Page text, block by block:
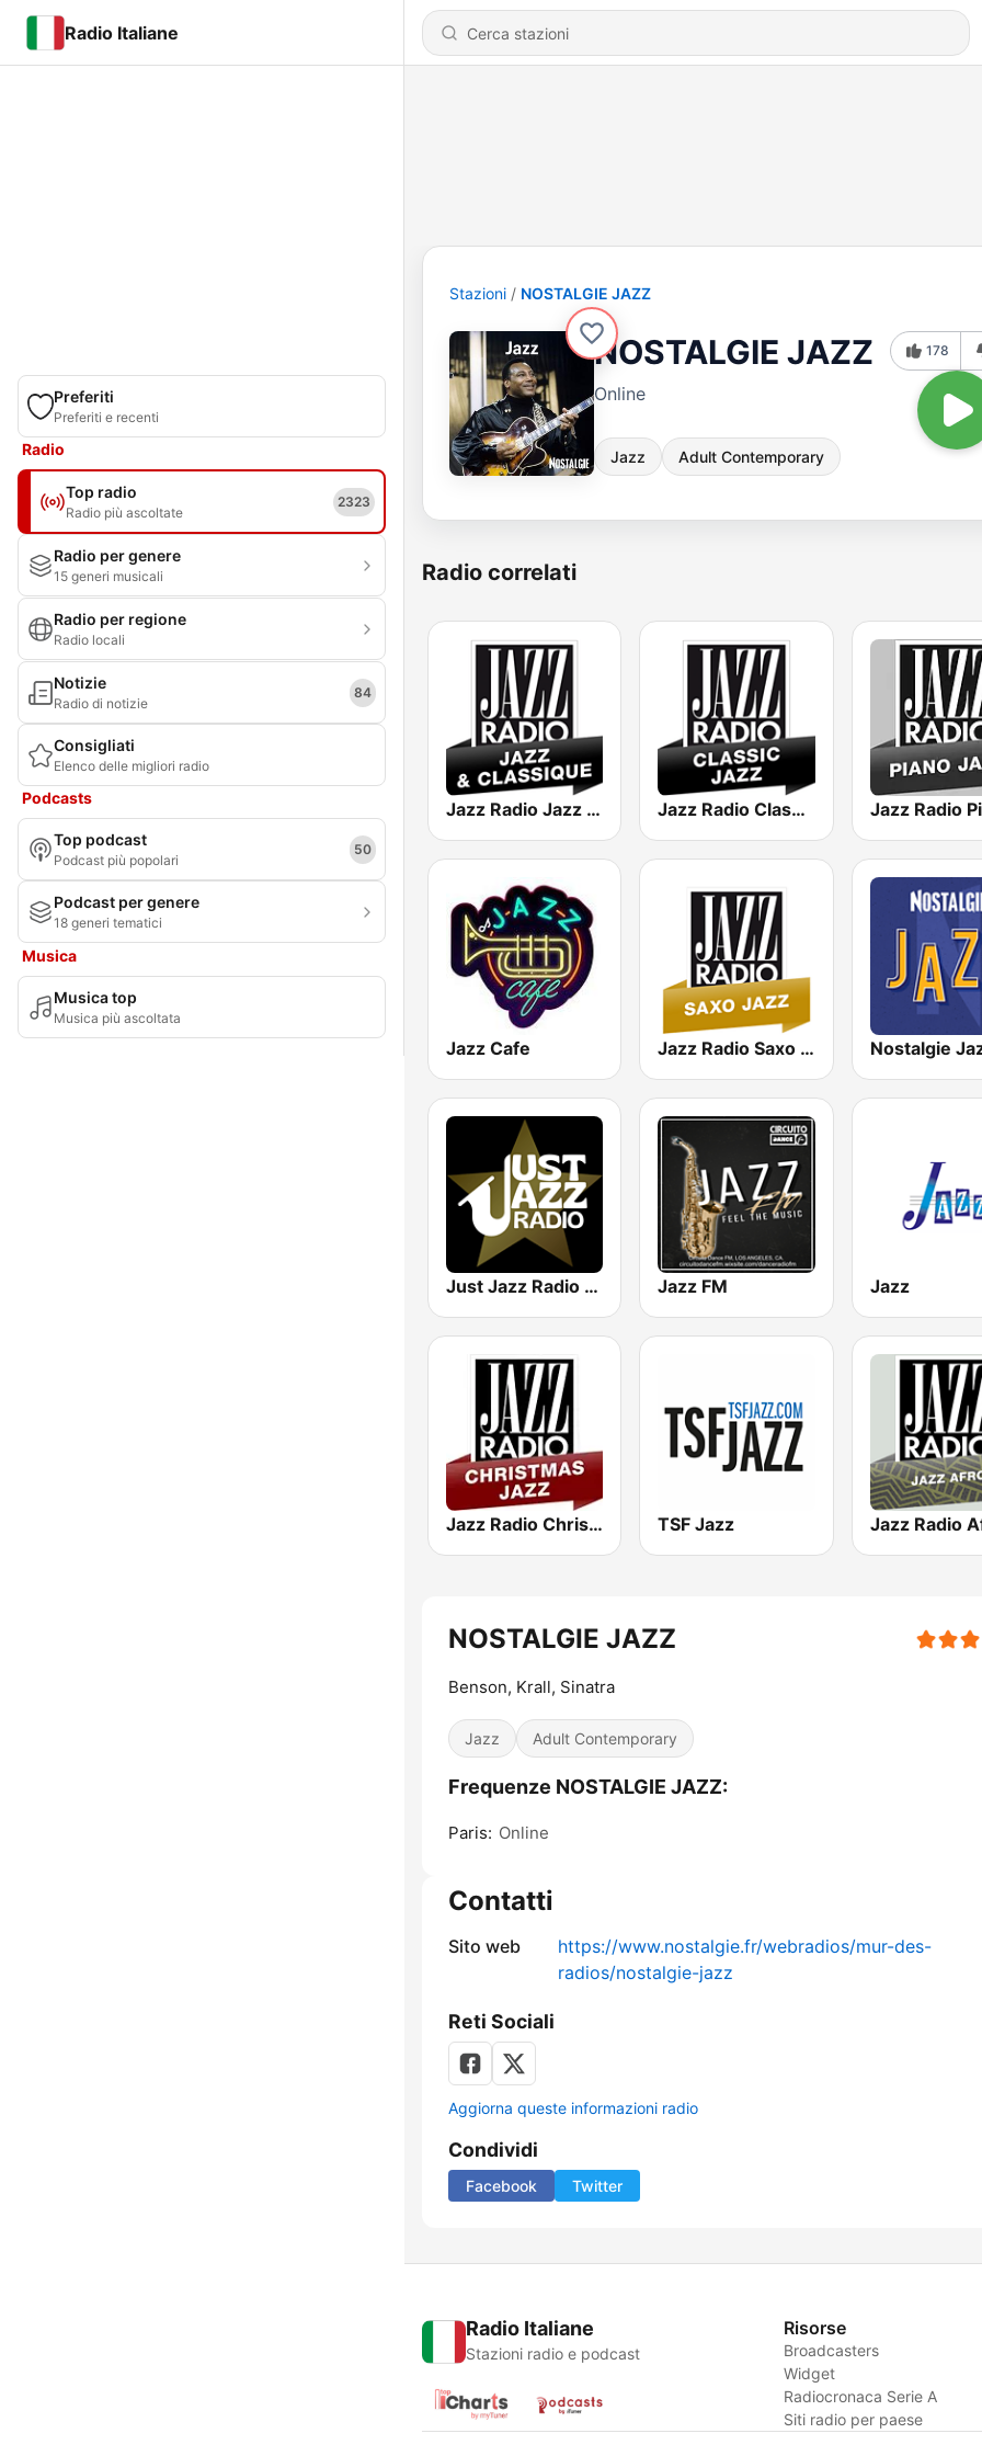
Radio Italiane
Preferiti
Preferiti e recenti
Radio
Top radio
Radio più ascoltate
2323
Radio per genere
15 generi musicali
Radio per regione
Radio locali
Notizie
Radio di notizie
84
Consigliati
Elenco delle migliori radio
Podcasts
Top podcast
Podcast più popolari
50
Podcast per genere
18 generi tematici
Musica
Musica top
Musica più ascoltata
Stazioni NOSTALGIE JAZZ
NOSTALGIE JAZZ
Online
Jazz Adult Contemporary
178
Radio correlati
Jazz Radio Jazz & Classique Jazz Radio Classic Jazz
Jazz Cafe Jazz Radio Saxo Jazz Nostalgie
Just Jazz Radio - Smooth Jazz Jazz FM Jazz
Jazz Radio Christmas Jazz TSF Jazz
NOSTALGIE JAZZ
Benson, Krall, Sinatra
Jazz Adult Contemporary
Frequenze NOSTALGIE JAZZ:
Paris: Online
Contatti
Sito web
https://www.nostalgie.fr/webradios/mur-des-
radios/nostalgie-jazz
Reti Sociali
Aggiorna queste informazioni radio
Condividi
Facebook Twitter
Radio Italiane
Stazioni radio e podcast
Risorse
Broadcasters
Widget
Radiocronaca Serie A
Siti radio per paese